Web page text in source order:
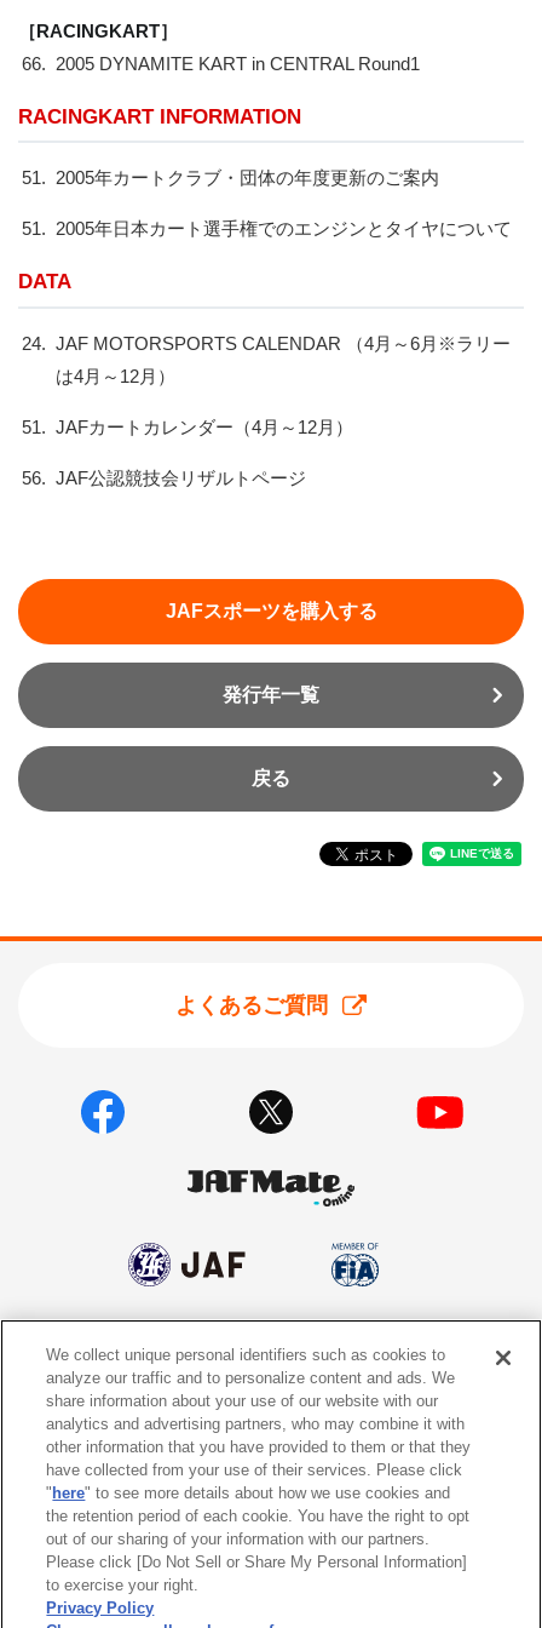
［RACINGKART］
66. 2005 DYNAMITE KART in CENTRAL Round1
RACINGKART INFORMATION
51. 2005年カートクラブ・団体の年度更新のご案内
51. 2005年日本カート選手権でのエンジンとタイヤについて
DATA
24. JAF MOTORSPORTS CALENDAR （4月～6月※ラリー
は4月～12月）
51. JAFカートカレンダー（4月～12月）
56. JAF公認競技会リザルトページ
JAFスポーツを購入する
発行年一覧
戻る
よくあるご質問
個人情報保護方針 個人情報の取り扱いについて
サイトポリシー ソーシャルメディア利用規約
特定商取引法に基づく表示 情報提供終了のお知らせ
Do Not Sell or Share My Personal
Information
We collect unique personal identifiers such as cookies to
analyze our traffic and to personalize content and ads. We
share information about your use of our website with our
analytics and advertising partners, who may combine it with
other information that you have provided to them or that they
have collected from your use of their services. Please click
" here" to see more details about how we use cookies and
the retention period of each cookie. You have the right to opt
out of our sharing of your information with our partners.
Please click [Do Not Sell or Share My Personal Information]
to exercise your right.
Privacy Policy